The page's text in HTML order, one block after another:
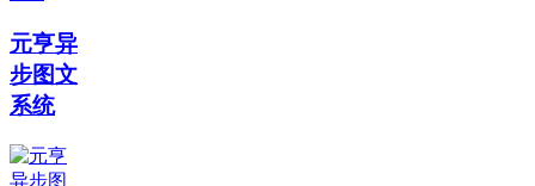
元亨异
步图文
系统